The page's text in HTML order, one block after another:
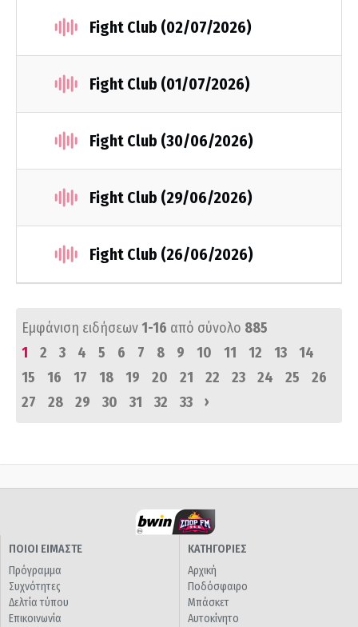
Fight Club (02/07/2026)
Fight Club (01/07/2026)
Fight Club (30/06/2026)
Fight Club (29/06/2026)
Fight Club (26/06/2026)
Εμφάνιση ειδήσεων1-16 από σύνολο 885
1
2 3 4 5 6 7 8 9 10 11 12 13
14
15
16 17 18 19 20 21 22 23 24 25
26
27
28 29 30 31 32 33 ›
ΠΟΙΟΙ ΕΙΜΑΣΤΕ
Πρόγραμμα
Συχνότητες
Δελτία τύπου
Επικοινωνία
ΚΑΤΗΓΟΡΙΕΣ
Αρχική
Ποδόσφαιρο
Μπάσκετ
Αυτοκίνητο